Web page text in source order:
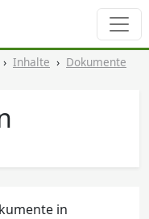
Inhalte
Dokumente
in